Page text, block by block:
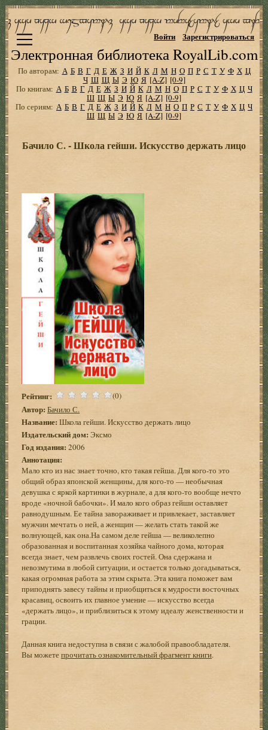
Электронная библиотека RoyalLib.com
Войти Зарегистрироваться
По авторам: А Б В Г Д Е Ж З И Й К Л М Н О П Р С Т У Ф Х Ц
Ч Ш Щ Ы Э Ю Я [A-Z] [0-9]
По книгам: А Б В Г Д Е Ж З И Й К Л М Н О П Р С Т У Ф Х Ц Ч
Ш Щ Ы Э Ю Я [A-Z] [0-9]
По сериям: А Б В Г Д Е Ж З И Й К Л М Н О П Р С Т У Ф Х Ц Ч
Ш Щ Ы Э Ю Я [A-Z] [0-9]
Бачило С. - Школа гейши. Искусство держать лицо
Рейтинг: (0)
Автор: Бачило С.
Название: Школа гейши. Искусство держать лицо
Издательский дом: Эксмо
Год издания: 2006
Аннотация:
Мало кто из нас знает точно, кто такая гейша. Для кого-то это
общий образ японской женщины, для кого-то — необычная
девушка с яркой картинки в журнале, а для кого-то вообще нечто
вроде «ночной бабочки». И мало кого образ гейши оставляет
равнодушным. Ее тайна завораживает и привлекает, заставляет
мужчин мечтать о ней, а женщин — желать стать такой же
волнующей, как она.На самом деле гейша — великолепно
образованная и воспитанная хозяйка чайного дома, которая
всегда знает, чем развлечь своих гостей. Она сдержана и
невозмутима в любой ситуации, и остается только догадываться,
какая огромная работа за этим скрыта. Эта книга поможет вам
приподнять завесу тайны и приобщиться к мудрости восточных
красавиц, освоить их главное умение — искусство всегда
«держать лицо», и приблизиться к этому идеалу женственности и
грации.
Данная книга недоступна в связи с жалобой правообладателя.
Вы можетепрочитать ознакомительный фрагмент книги.